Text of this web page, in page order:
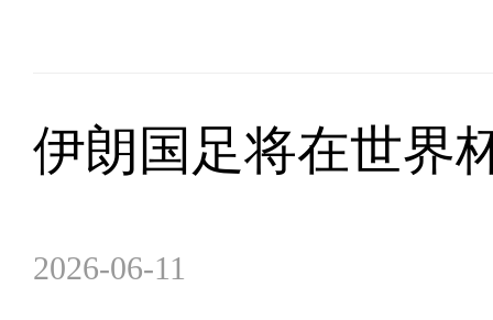
伊朗国足将在世界
2026-06-11